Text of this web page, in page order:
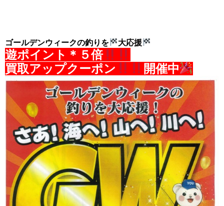
ゴールデンウィークの釣りを 大応援
遊ポイント＊ ５倍
買取アップクーポン
開催中